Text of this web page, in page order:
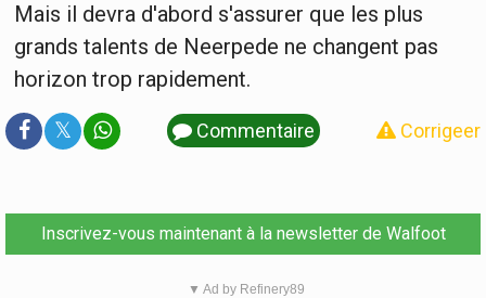
Mais il devra d'abord s'assurer que les plus
grands talents de Neerpede ne changent pas
horizon trop rapidement.
𝕏 Commentaire Corrigeer
Inscrivez-vous maintenant à la newsletter de Walfoot
▼ Ad by Refinery89